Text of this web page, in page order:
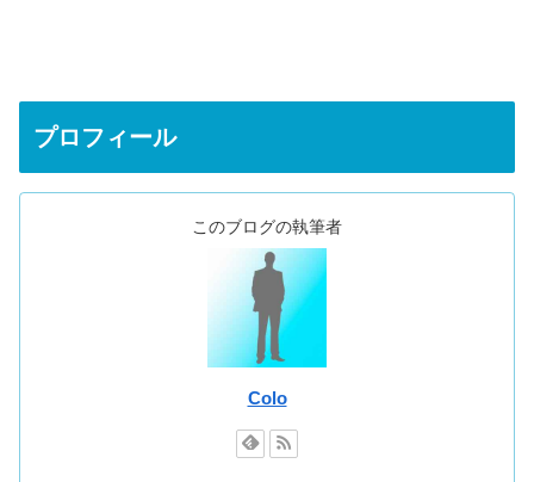
プロフィール
このブログの執筆者
Colo